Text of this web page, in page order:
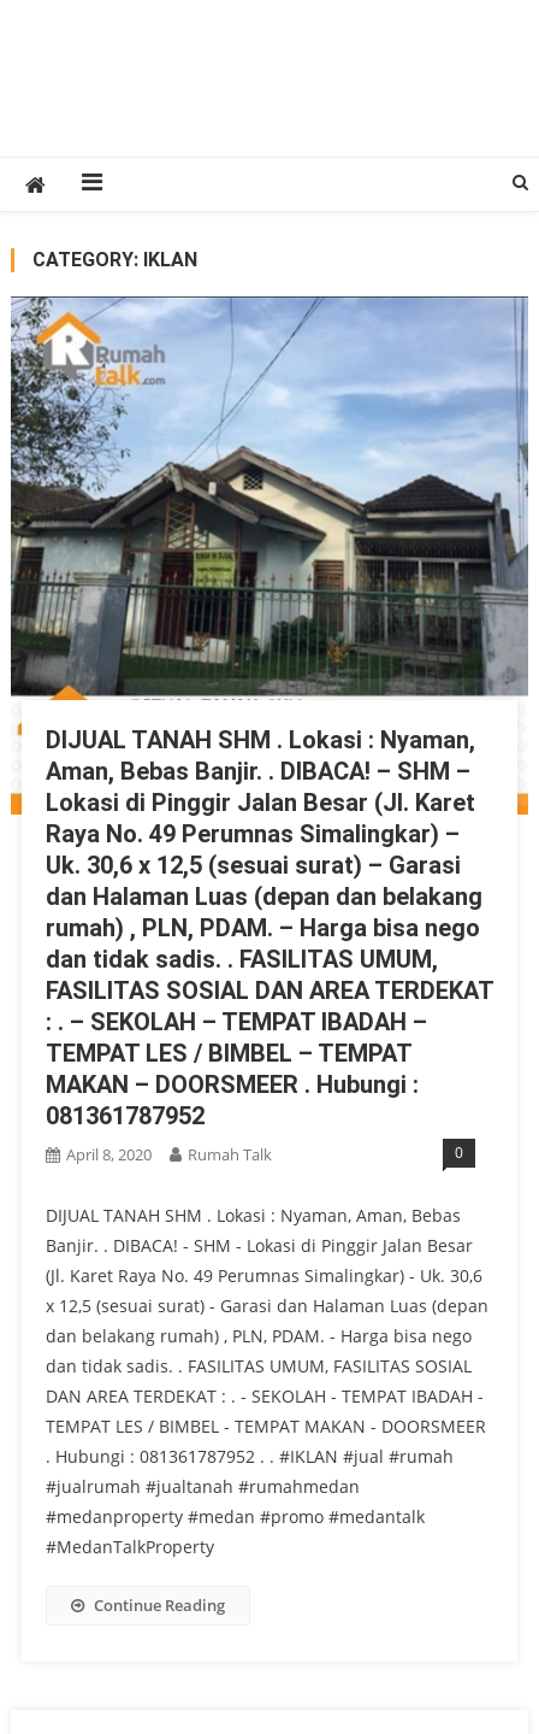
CATEGORY: IKLAN
DIJUAL TANAH SHM . Lokasi : Nyaman,
Aman, Bebas Banjir. . DIBACA! – SHM –
Lokasi di Pinggir Jalan Besar (Jl. Karet
Raya No. 49 Perumnas Simalingkar) –
Uk. 30,6 x 12,5 (sesuai surat) – Garasi
dan Halaman Luas (depan dan belakang
rumah) , PLN, PDAM. – Harga bisa nego
dan tidak sadis. . FASILITAS UMUM,
FASILITAS SOSIAL DAN AREA TERDEKAT
: . – SEKOLAH – TEMPAT IBADAH –
TEMPAT LES / BIMBEL – TEMPAT
MAKAN – DOORSMEER . Hubungi :
081361787952
April 8, 2020 Rumah Talk 0
DIJUAL TANAH SHM . Lokasi : Nyaman, Aman, Bebas
Banjir. . DIBACA! - SHM - Lokasi di Pinggir Jalan Besar
(Jl. Karet Raya No. 49 Perumnas Simalingkar) - Uk. 30,6
x 12,5 (sesuai surat) - Garasi dan Halaman Luas (depan
dan belakang rumah) , PLN, PDAM. - Harga bisa nego
dan tidak sadis. . FASILITAS UMUM, FASILITAS SOSIAL
DAN AREA TERDEKAT : . - SEKOLAH - TEMPAT IBADAH -
TEMPAT LES / BIMBEL - TEMPAT MAKAN - DOORSMEER
. Hubungi : 081361787952 . . #IKLAN #jual #rumah
#jualrumah #jualtanah #rumahmedan
#medanproperty #medan #promo #medantalk
#MedanTalkProperty
Continue Reading